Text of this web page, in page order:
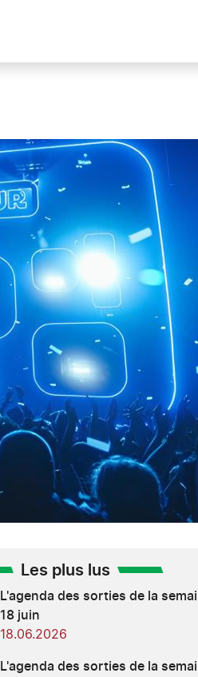
Les plus lus
L'agenda des sorties de la
18 juin
18.06.2026
L'agenda des sorties de la